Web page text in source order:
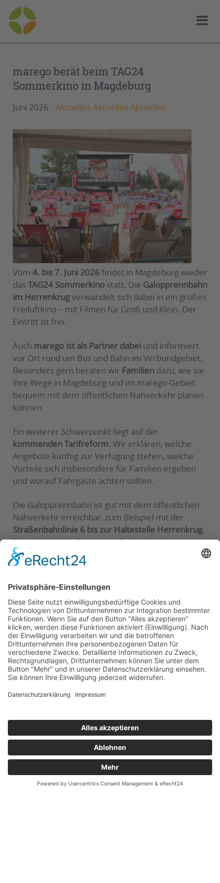
marego berät beim TAG24
Sommerkino in Magdeburg
Juni 2026 Aktuelles Aktuelles Aktuelles
Vom 4. bis 7. Juni 2026findet in Magdeburg wieder
das TAG24 Sommerkino statt. Die Galopprennbahn
im Herrenkrugverwandelt sich dabei in ein großes
Freiluftkino – mit Filmen für Groß und Klein. Der
Eintritt ist frei.
Auch marego ist als Partner dabei und informiert
vor Ort rund um Bus und Bahn im Verbundgebiet.
Besonders gern beraten wir Familien dazu, wie sie
ihre Wege in Magdeburg und im marego-Gebiet
bequem mit dem öffentlichen Nahverkehr planen
können.
Ein weiterer Schwerpunkt liegt auf der
kommenden Tarifreform. Wir erklären, welche
Angebote künftig zur Verfügung stehen, welche
Vorteile sich insbesondere für Familien ergeben
und worauf Fahrgäste achten sollten.
Die Galopprennbahn ist gut mit dem öffentlichen
Nahverkehr erreichbar, zum Beispiel mit der
Straßenbahnlinie 6 bis zur Haltestelle Herrenkrug.
Das vollständige Programm finden Sie hier:
Zum TAG24 Sommerkino Magdeburg
wünschen allen Besucherinnen und Besuchern viel
Spaß beim Sommerkino!
Zurück